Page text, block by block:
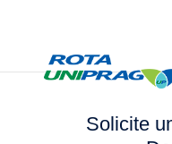
Solicite